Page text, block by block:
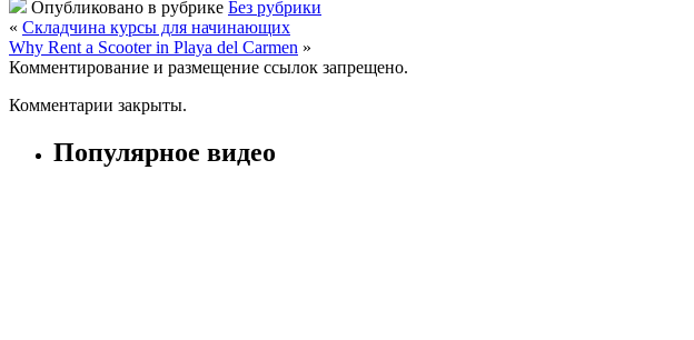
Опубликовано в рубрике Без рубрики
« Складчина курсы для начинающих
Why Rent a Scooter in Playa del Carmen »
Комментирование и размещение ссылок запрещено.
Комментарии закрыты.
Популярное видео